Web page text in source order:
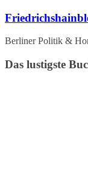
Zum
springen
Berliner Politik &
Das lustigste